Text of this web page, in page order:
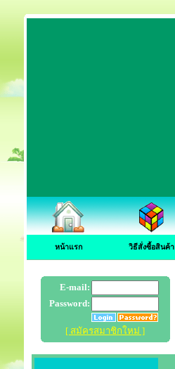
หน้าแรก วิธีสั่งซื้อสินค้า
E-mail:
Password:
[ สมัครสมาชิกใหม่ ]